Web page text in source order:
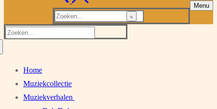
Zoeken
naar:
Menu
Zoeken
Home
Muziekcollectie
Muziekverhalen